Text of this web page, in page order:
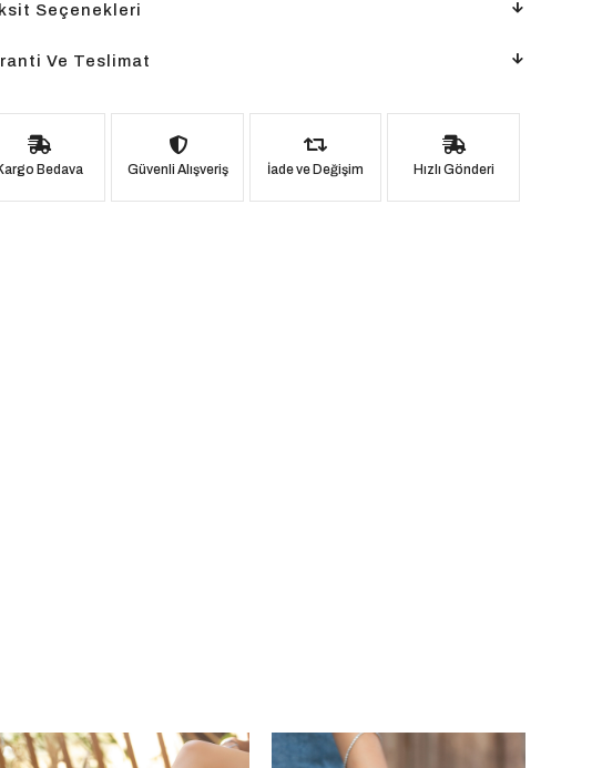
Seçenekleri
Ve Teslimat
Bedava Güvenli Alışveriş İade ve Değişim Hızlı Gönderi